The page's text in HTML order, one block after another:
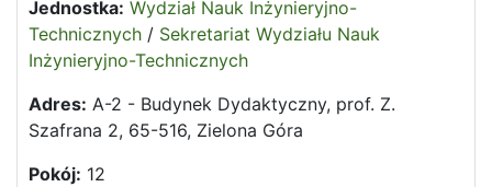
Jednostka: Wydział Nauk Inżynieryjno-
Technicznych/ Sekretariat Wydziału Nauk
Inżynieryjno-Technicznych
Adres: A-2 - Budynek Dydaktyczny, prof. Z.
Szafrana 2, 65-516, Zielona Góra
Pokój: 12